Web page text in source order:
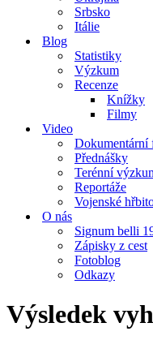
Srbsko
Itálie
Blog
Statistiky
Výzkum
Recenze
Knížky
Filmy
Video
Dokumentární
Přednášky
Terénní
Reportáže
Vojenské
O nás
Signum belli
Zápisky z cest
Fotoblog
Odkazy
Výsledek